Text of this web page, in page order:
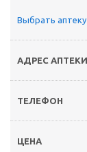
Выбрать аптеку